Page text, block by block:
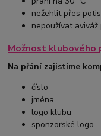
nežehlit přes
nepoužívat
Možnost klubového
Na přání zajistíme
číslo
jména
logo klubu
sponzorské logo